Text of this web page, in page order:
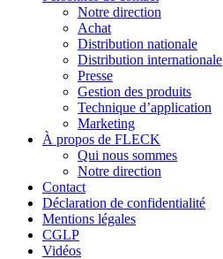
Notre direction
Achat
Distribution nationale
Distribution internationale
Presse
Gestion des produits
Technique d’application
Marketing
À propos de FLECK
Qui nous sommes
Notre direction
Contact
Déclaration de confidentialité
Mentions légales
CGLP
Vidéos